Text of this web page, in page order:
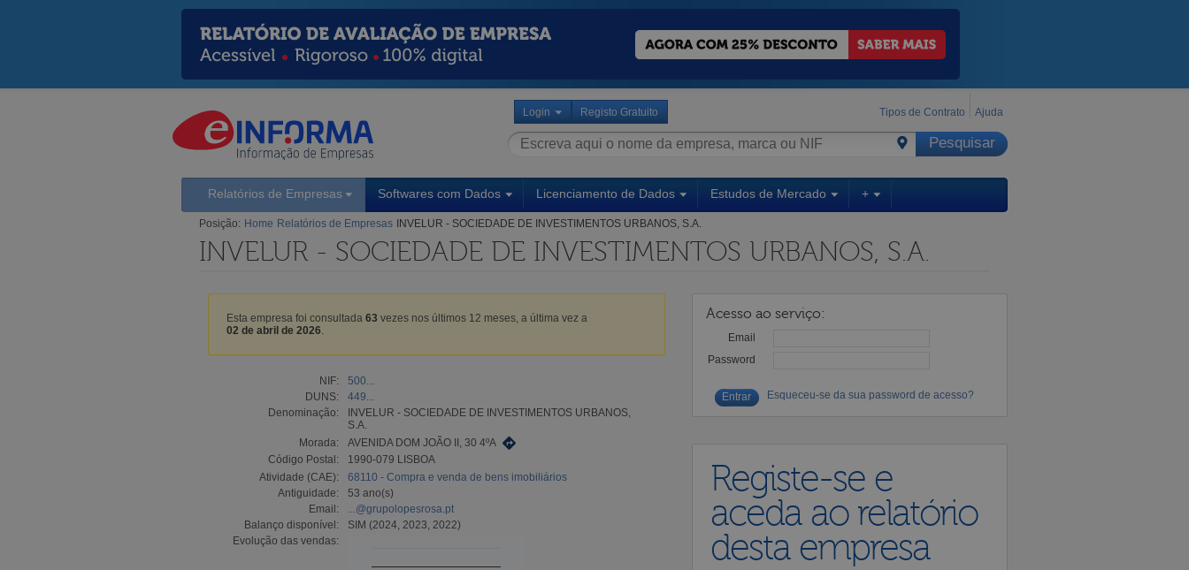
Login Registo Gratuito Tipos de Contrato Ajuda
Relatórios de Empresas Softwares com Dados Licenciamento de Dados Estudos de Mercado +
Posição: Home Relatórios de Empresas INVELUR - SOCIEDADE DE INVESTIMENTOS URBANOS, S.A.
INVELUR - SOCIEDADE DE INVESTIMENTOS URBANOS, S.A.
Esta empresa foi consultada 63 vezes nos últimos 12 meses, a última vez a
02 de abril de 2026
NIF:
500...
DUNS:
449...
Denominação:
INVELUR - SOCIEDADE DE INVESTIMENTOS URBANOS,
S.A.
Morada:
AVENIDA DOM JOÃO II, 30 4ºA
Código Postal:
1990-079 LISBOA
Atividade (CAE):
68110 - Compra e venda de bens imobiliários
Antiguidade:
53 ano(s)
Email:
...@grupolopesrosa.pt
Balanço disponível:
SIM (2024, 2023, 2022)
Evolução das vendas:
Acesso ao serviço:
Email
Password
Esqueceu-se da sua password de acesso?
Registe-se e
aceda ao relatório
desta empresa